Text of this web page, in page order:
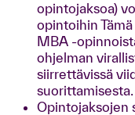
opintojaksoa)
opintoihin
MBA -
ohjelman
siirrettävissä
suorittamisesta.
Opintojaksojen